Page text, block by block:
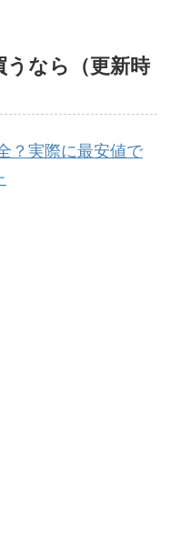
なら（更新時
？実際に最安値で